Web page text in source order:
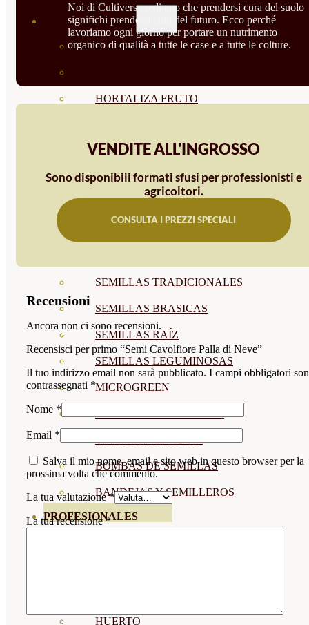
SEMILLAS
VER TODAS
HORTALIZA FRUTO
HOJA
SEMILLAS AROMÁTICAS
SEMILLAS TRADICIONALES
SEMILLAS BRASICAS
SEMILLAS RAÍZ
SEMILLAS LEGUMINOSAS
MICROGREEN
TIRAS DE SEMILLAS
BOMBAS DE SEMILLAS
BANDEJAS Y SEMILLEROS
PROFESIONALES
HUERTO
Noi di Cultivers crediamo che prendersi cura del suolo
significhi prendersi cura del futuro. Ecco perché
lavoriamo ogni giorno per portare un nutrimento
organico di qualità a tutte le case e a tutte le colture.
VENDITE ALL'INGROSSO
Sono disponibili formati sfusi per professionisti e
agricoltori.
CONSULTA I PREZZI SPECIALI
Recensioni
Ancora non ci sono recensioni.
Recensisci per primo “Semi Cavolfiore Palla di Neve”
Il tuo indirizzo email non sarà pubblicato. I campi obbligatori
contrassegnati *
Nome *
Email *
Salva il mio nome, email e sito web in questo browser per la
prossima volta che commento.
La tua valutazione*
La tua recensione*